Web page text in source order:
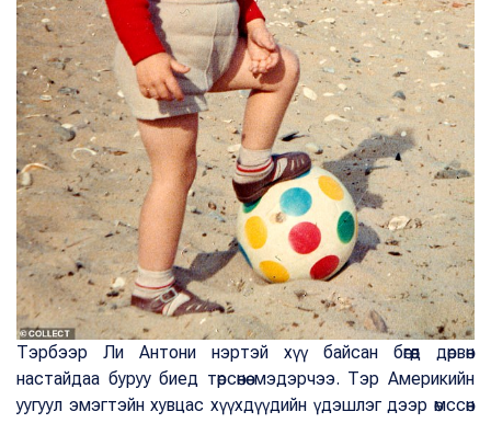
Тэрбээр Ли Антони нэртэй хүү байсан бөгөөд дөрвөн
настайдаа буруу биед төрсөнөө мэдэрчээ. Тэр Америкийн
уугуул эмэгтэйн хувцас хүүхдүүдийн үдэшлэг дээр өмссөн